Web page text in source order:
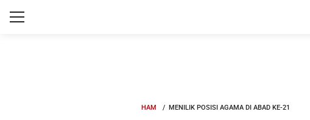
HAM MENILIK POSISI AGAMA DI ABAD KE-21